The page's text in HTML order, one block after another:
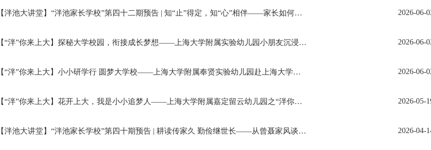
【泮池大讲堂】“泮池家长学校”第四十二期预告 | 知“止”得定，知“心”相伴——家长如何助力孩子从容迎考 2026-06-
【“泮”你来上大】探秘大学校园，衔接成长梦想——上海大学附属实验幼儿园小朋友沉浸式游览上海大学 2026-06-
【“泮”你来上大】小小研学行 圆梦大学校——上海大学附属奉贤实验幼儿园赴上海大学研学实践活动 2026-06-
【“泮”你来上大】花开上大，我是小小追梦人——上海大学附属嘉定留云幼儿园之“泮你来上大”主题式阅读活动 2026-05-
【泮池大讲堂】“泮池家长学校”第四十期预告 | 耕读传家久 勤俭继世长——从曾聂家风谈当代家教 2026-04-